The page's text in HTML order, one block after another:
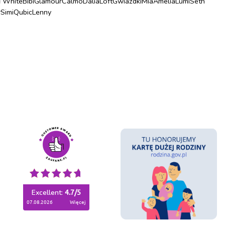
SimiQubicLenny
Excellent: 4.7/5
07.08.2026 więcej